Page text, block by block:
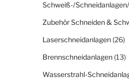
Schweiß-/
Zubehör Schneiden &
Laserschneidanlagen(26)
Brennschneidanlagen(13)
Wasserstrahl-